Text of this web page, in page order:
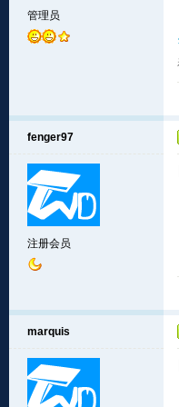
管理员
fenger97
注册会员
marquis